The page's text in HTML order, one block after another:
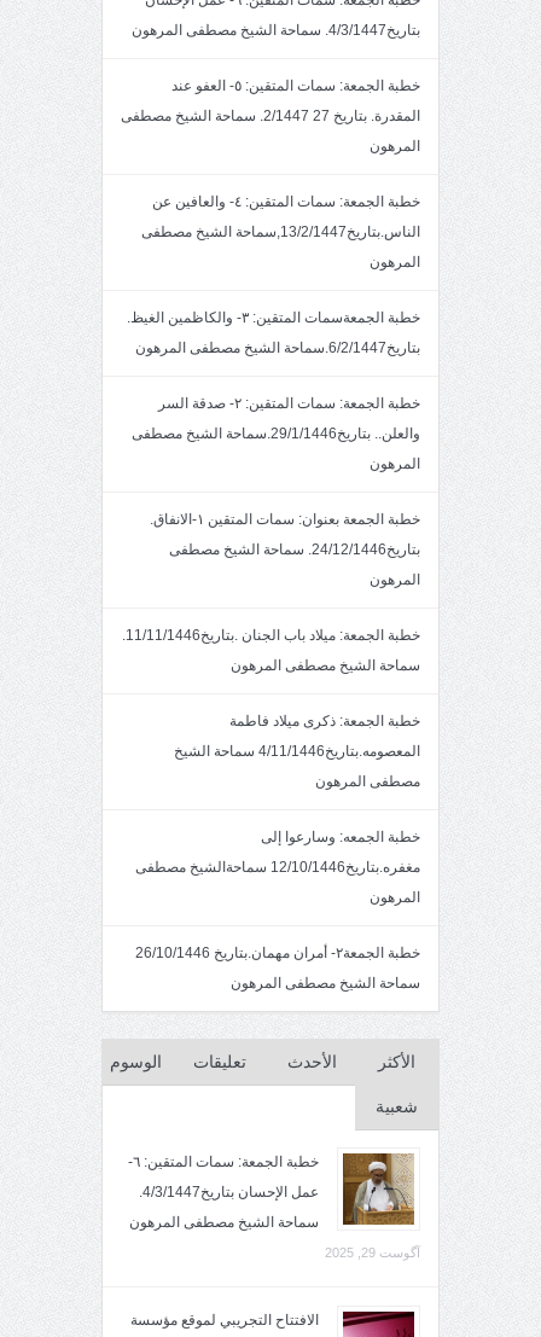
بتاريخ4/3/1447. سماحة الشيخ مصطفى المرهون
خطبة الجمعة: سمات المتقين: ٥- العفو عند
المقدرة. بتاريخ 27 2/1447. سماحة الشيخ مصطفى
المرهون
خطبة الجمعة: سمات المتقين: ٤- والعافين عن
الناس.بتاريخ13/2/1447,سماحة الشيخ مصطفى
المرهون
خطبة الجمعةسمات المتقين: ٣- والكاظمين الغيظ.
بتاريخ6/2/1447.سماحة الشيخ مصطفى المرهون
خطبة الجمعة: سمات المتقين: ٢- صدقة السر
والعلن.. بتاريخ29/1/1446.سماحة الشيخ مصطفى
المرهون
خطبة الجمعة بعنوان: سمات المتقين ١-الانفاق.
بتاريخ24/12/1446. سماحة الشيخ مصطفى
المرهون
خطبة الجمعة: ميلاد باب الجنان .بتاريخ11/11/1446.
سماحة الشيخ مصطفى المرهون
خطبة الجمعة: ذكرى ميلاد فاطمة
المعصومه.بتاريخ4/11/1446 سماحة الشيخ
مصطفى المرهون
خطبة الجمعه: وسارعوا إلى
مغفره.بتاريخ12/10/1446 سماحةالشيخ مصطفى
المرهون
خطبة الجمعة٢- أمران مهمان.بتاريخ 26/10/1446
سماحة الشيخ مصطفى المرهون
الأكثر
شعبية
الأحدث تعليقات الوسوم
خطبة الجمعة: سمات المتقين: ٦-
عمل الإحسان بتاريخ4/3/1447.
سماحة الشيخ مصطفى المرهون
آگوست 29, 2025
الافتتاح التجريبي لموقع مؤسسة